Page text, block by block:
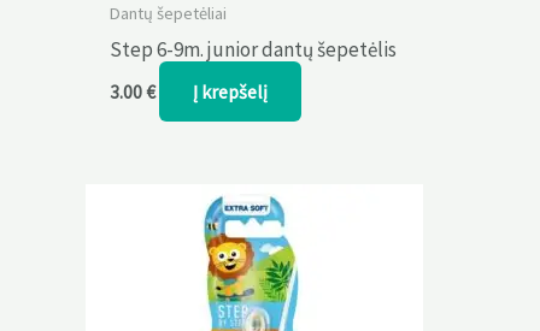
Dantų šepetėliai
Step 6-9m. junior dantų šepetėlis
3.00€ Į krepšelį